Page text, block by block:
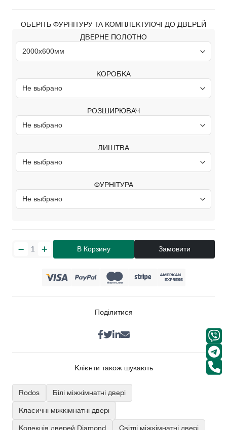
ОБЕРІТЬ ФУРНІТУРУ ТА КОМПЛЕКТУЮЧІ ДО ДВЕРЕЙ
ДВЕРНЕ ПОЛОТНО
КОРОБКА
РОЗШИРЮВАЧ
ЛИШТВА
ФУРНІТУРА
В Корзину Замовити
Поділитися
Клієнти також шукають
Rodos Білі міжкімнатні двері
Класичні міжкімнатні двері
Колекція дверей Diamond Світлі міжкімнатні двері